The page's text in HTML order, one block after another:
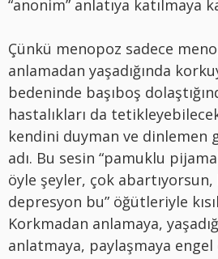
“anonim” anlatıya katılmaya
Çünkü menopoz sadece
anlamadan yaşadığında
bedeninde başıboş
hastalıkları da
kendini duyman ve dinlemen
adı. Bu sesin “pamuklu
öyle şeyler, çok
depresyon bu” öğütleriyle
Korkmadan anlamaya,
anlatmaya, paylaşmaya engel